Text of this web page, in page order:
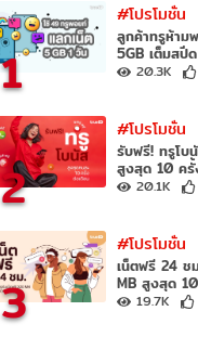
1
#โปรโมชั่น
ลูกค้าทรูห้าม
5GB เต็มสปี
20.3K
2
#โปรโมชั่น
รับฟรี! ทรูโบ
สูงสุด 10 ครั้
20.1K
3
#โปรโมชั่น
เน็ตฟรี 24 ช
MB สูงสุด
19.7K